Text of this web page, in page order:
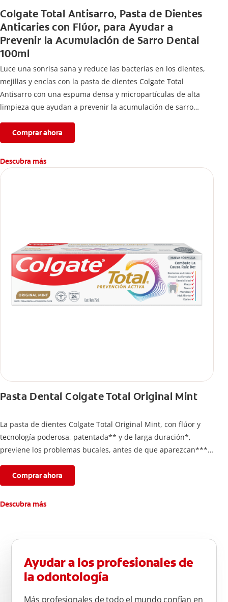
Colgate Total Antisarro, Pasta de Dientes
Anticaries con Flúor, para Ayudar a
Prevenir la Acumulación de Sarro Dental
100ml
Luce una sonrisa sana y reduce las bacterias en los dientes,
mejillas y encías con la pasta de dientes Colgate Total
Antisarro con una espuma densa y micropartículas de alta
limpieza que ayudan a prevenir la acumulación de sarro
Comprar ahora
Descubra más
Pasta Dental Colgate Total Original Mint
La pasta de dientes Colgate Total Original Mint, con flúor y
tecnología poderosa, patentada** y de larga duración*,
previene los problemas bucales, antes de que aparezcan****.
completa limpieza dental.
*Con el cepillado 2 veces por día y uso continuo por 4
semanas.
comunes causados por bacterias como: placa, caries, sarro y
Comprar ahora
Descubra más
Ayudar a los profesionales de
la odontología
Más profesionales de todo el mundo confían en